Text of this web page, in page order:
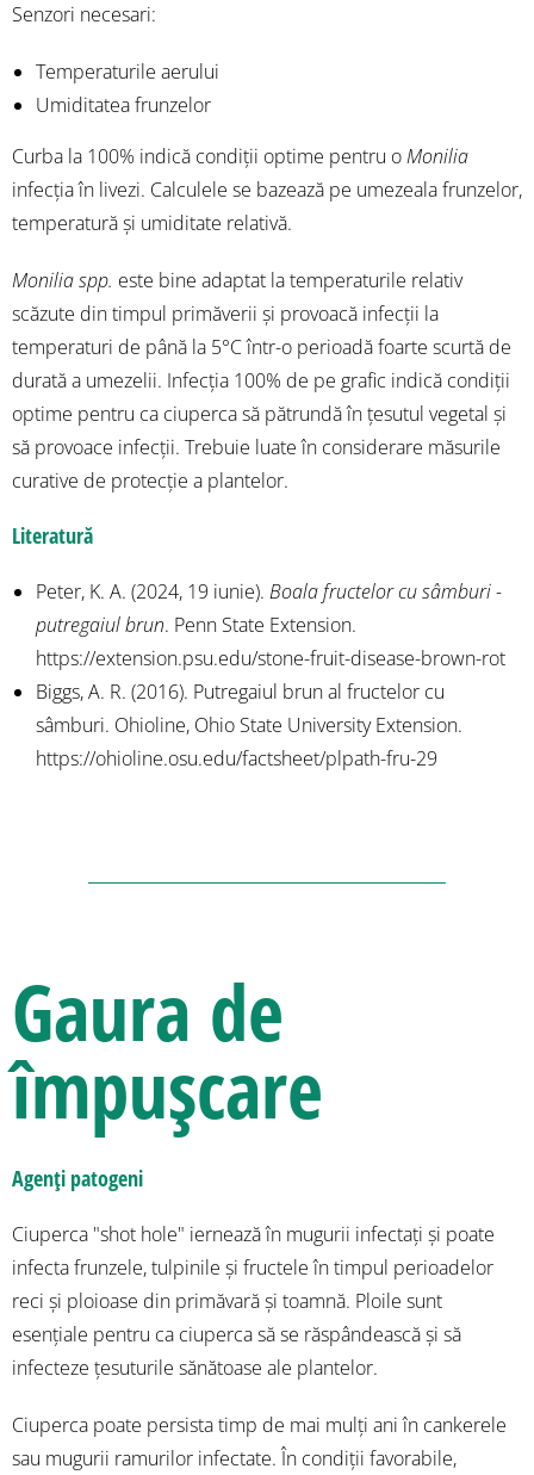
Senzori necesari:
Temperaturile aerului
Umiditatea frunzelor
Curba la 100% indică condiții optime pentru oMonilia
infecția în livezi. Calculele se bazează pe umezeala frunzelor,
temperatură și umiditate relativă.
Monilia spp. este bine adaptat la temperaturile relativ
scăzute din timpul primăverii și provoacă infecții la
temperaturi de până la 5°C într-o perioadă foarte scurtă de
durată a umezelii. Infecția 100% de pe grafic indică condiții
optime pentru ca ciuperca să pătrundă în țesutul vegetal și
să provoace infecții. Trebuie luate în considerare măsurile
curative de protecție a plantelor.
Literatură
Peter, K. A. (2024, 19 iunie). Boala fructelor cu sâmburi -
putregaiul brun. Penn State Extension.
https://extension.psu.edu/stone-fruit-disease-brown-rot
Biggs, A. R. (2016). Putregaiul brun al fructelor cu
sâmburi. Ohioline, Ohio State University Extension.
https://ohioline.osu.edu/factsheet/plpath-fru-29
Gaura de
împușcare
Agenți patogeni
Ciuperca "shot hole" iernează în mugurii infectați și poate
infecta frunzele, tulpinile și fructele în timpul perioadelor
reci și ploioase din primăvară și toamnă. Ploile sunt
esențiale pentru ca ciuperca să se răspândească și să
infecteze țesuturile sănătoase ale plantelor.
Ciuperca poate persista timp de mai mulți ani în cankerele
sau mugurii ramurilor infectate. În condiții favorabile,